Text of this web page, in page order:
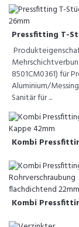
Pressfitting T-
8501CM0361) für
Aluminium/
Sanitär für ...
Kombi
Kombi